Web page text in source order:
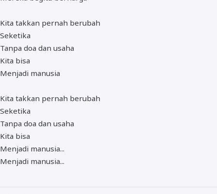
Kita takkan pernah berubah
Seketika
Tanpa doa dan usaha
Kita bisa
Menjadi manusia
Kita takkan pernah berubah
Seketika
Tanpa doa dan usaha
Kita bisa
Menjadi manusia...
Menjadi manusia...